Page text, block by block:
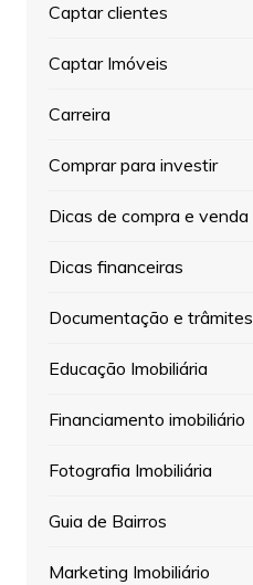
Captar clientes
Captar Imóveis
Carreira
Comprar para investir
Dicas de compra e venda
Dicas financeiras
Documentação e trâmites
Educação Imobiliária
Financiamento imobiliário
Fotografia Imobiliária
Guia de Bairros
Marketing Imobiliário